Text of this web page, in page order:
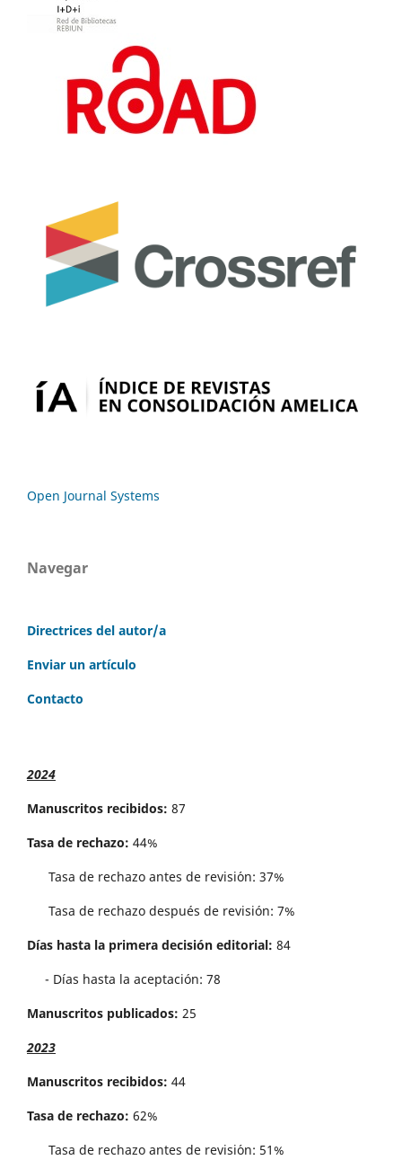
Open Journal Systems
Navegar
Directrices del autor/a
Enviar un artículo
Contacto
2024
Manuscritos recibidos: 87
Tasa de rechazo: 44%
Tasa de rechazo antes de revisi´on: 37%
Tasa de rechazo después de revisión: 7%
Días hasta la primera decisión editorial: 84
- Días hasta la aceptación: 78
Manuscritos publicados: 25
2023
Manuscritos recibidos: 44
Tasa de rechazo: 62%
Tasa de rechazo antes de revisi´on: 51%